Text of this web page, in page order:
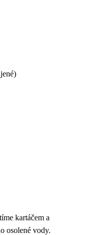
kartáčem a
osolené vody.